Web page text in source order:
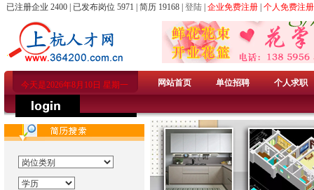
已注册企业 2400 | 已发布岗位 5971 | 简历 19168 | 登陆 企业免费注册 个人免费注册
今天是2026年8月10日 星期一 网站首页 单位招聘 个人求职